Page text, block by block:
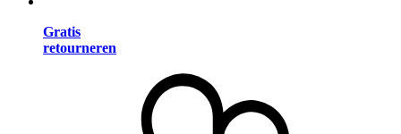
Gratis
retourneren